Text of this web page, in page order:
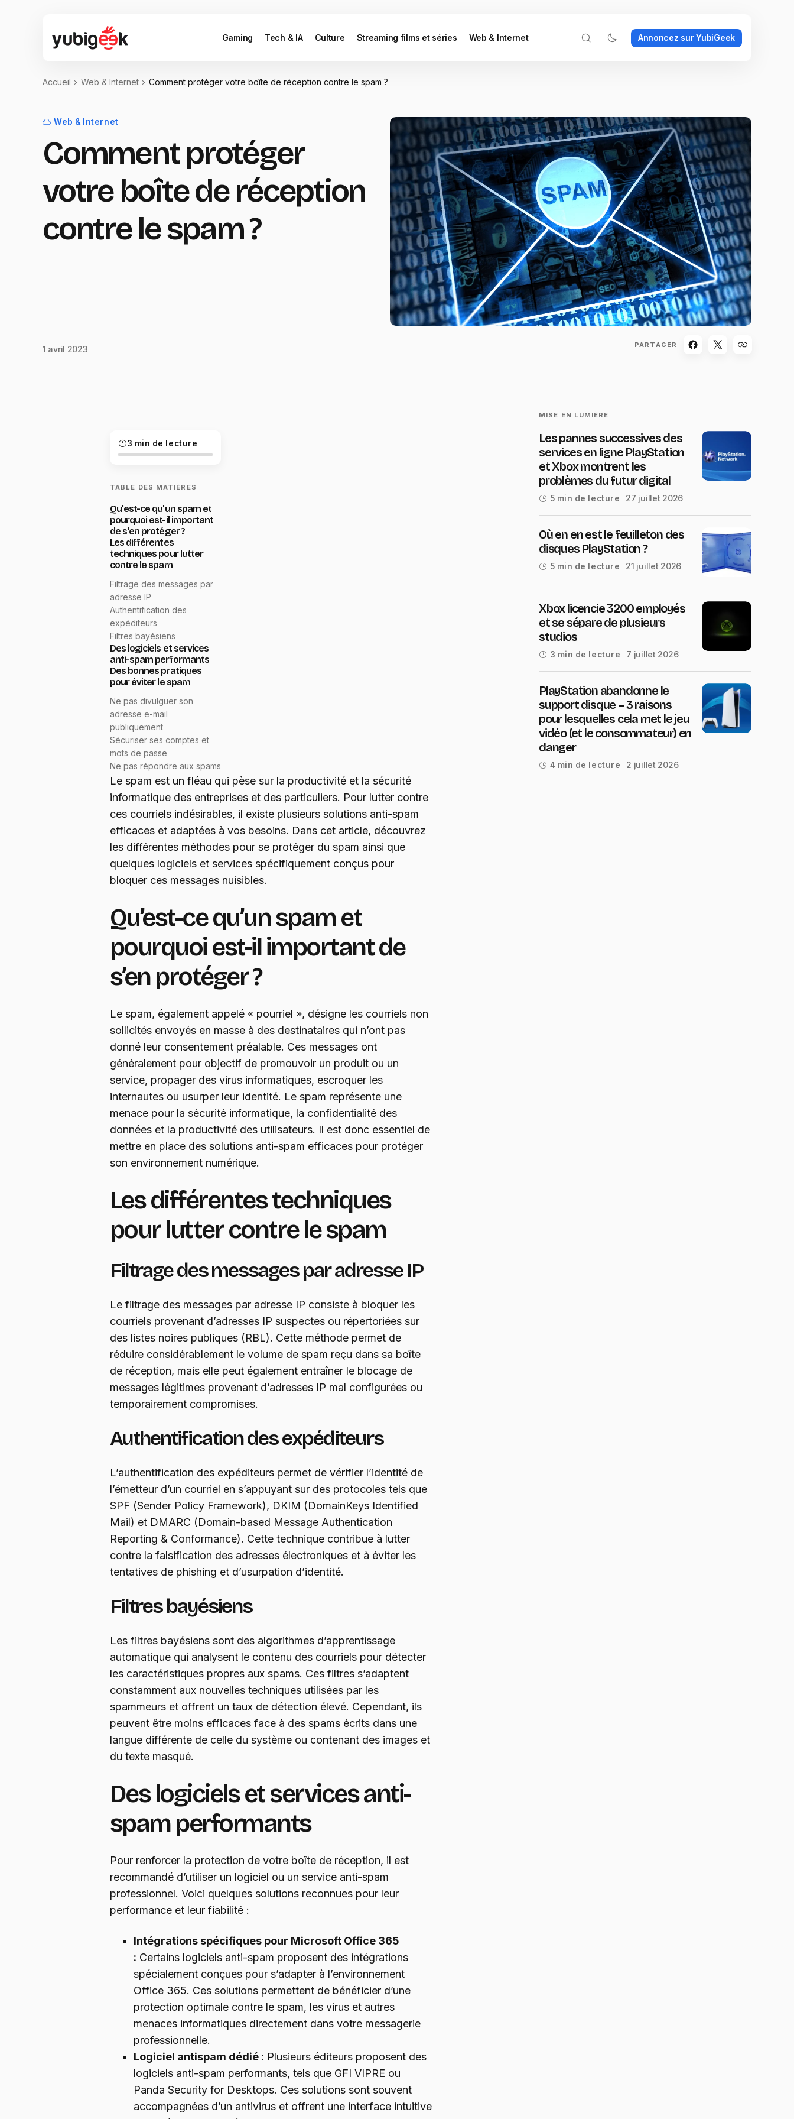
Gaming Tech & IA Culture Streaming films et séries Web & Internet Annoncez sur YubiGeek
Accueil Web & Internet Comment protéger votre boîte de réception contre le spam ?
Web & Internet
Comment protéger
votre boîte de réception
contre le spam ?
1 avril 2023 PARTAGER
3 min de lecture
TABLE DES MATIÈRES
Qu'est-ce qu'un spam et
pourquoi est-il important
de s'en protéger ?
Les différentes
techniques pour lutter
contre le spam
Filtrage des messages par
adresse IP
Authentification des
expéditeurs
Filtres bayésiens
Des logiciels et services
anti-spam performants
Des bonnes pratiques
pour éviter le spam
Ne pas divulguer son
adresse e-mail
publiquement
Sécuriser ses comptes et
mots de passe
Ne pas répondre aux spams
Le spam est un fléau qui pèse sur la productivité et la sécurité
informatique des entreprises et des particuliers. Pour lutter contre
ces courriels indésirables, il existe plusieurs solutions anti-spam
efficaces et adaptées à vos besoins. Dans cet article, découvrez
les différentes méthodes pour se protéger du spam ainsi que
quelques logiciels et services spécifiquement conçus pour
bloquer ces messages nuisibles.
Qu’est-ce qu’un spam et
pourquoi est-il important de
s’en protéger ?
Le spam, également appelé « pourriel », désigne les courriels non
sollicités envoyés en masse à des destinataires qui n’ont pas
donné leur consentement préalable. Ces messages ont
généralement pour objectif de promouvoir un produit ou un
service, propager des virus informatiques, escroquer les
internautes ou usurper leur identité. Le spam représente une
menace pour la sécurité informatique, la confidentialité des
données et la productivité des utilisateurs. Il est donc essentiel de
mettre en place des solutions anti-spam efficaces pour protéger
son environnement numérique.
Les différentes techniques
pour lutter contre le spam
Filtrage des messages par adresse IP
Le filtrage des messages par adresse IP consiste à bloquer les
courriels provenant d’adresses IP suspectes ou répertoriées sur
des listes noires publiques (RBL). Cette méthode permet de
réduire considérablement le volume de spam reçu dans sa boîte
de réception, mais elle peut également entraîner le blocage de
messages légitimes provenant d’adresses IP mal configurées ou
temporairement compromises.
Authentification des expéditeurs
L’authentification des expéditeurs permet de vérifier l’identité de
l’émetteur d’un courriel en s’appuyant sur des protocoles tels que
SPF (Sender Policy Framework), DKIM (DomainKeys Identified
Mail) et DMARC (Domain-based Message Authentication
Reporting & Conformance). Cette technique contribue à lutter
contre la falsification des adresses électroniques et à éviter les
tentatives de phishing et d’usurpation d’identité.
Filtres bayésiens
Les filtres bayésiens sont des algorithmes d’apprentissage
automatique qui analysent le contenu des courriels pour détecter
les caractéristiques propres aux spams. Ces filtres s’adaptent
constamment aux nouvelles techniques utilisées par les
spammeurs et offrent un taux de détection élevé. Cependant, ils
peuvent être moins efficaces face à des spams écrits dans une
langue différente de celle du système ou contenant des images et
du texte masqué.
Des logiciels et services anti-
spam performants
Pour renforcer la protection de votre boîte de réception, il est
recommandé d’utiliser un logiciel ou un service anti-spam
professionnel. Voici quelques solutions reconnues pour leur
performance et leur fiabilité :
Intégrations spécifiques pour Microsoft Office 365
: Certains logiciels anti-spam proposent des intégrations
spécialement conçues pour s’adapter à l’environnement
Office 365. Ces solutions permettent de bénéficier d’une
protection optimale contre le spam, les virus et autres
menaces informatiques directement dans votre messagerie
professionnelle.
Logiciel antispam dédié : Plusieurs éditeurs proposent des
logiciels anti-spam performants, tels que GFI VIPRE ou
Panda Security for Desktops. Ces solutions sont souvent
accompagnées d’un antivirus et offrent une interface intuitive
MISE EN LUMIÈRE
Les pannes successives des
services en ligne PlayStation
et Xbox montrent les
problèmes du futur digital
5 min de lecture 27 juillet 2026
Où en en est le feuilleton des
disques PlayStation ?
5 min de lecture 21 juillet 2026
Xbox licencie 3200 employés
et se sépare de plusieurs
studios
3 min de lecture 7 juillet 2026
PlayStation abandonne le
support disque – 3 raisons
pour lesquelles cela met le jeu
vidéo (et le consommateur) en
danger
4 min de lecture 2 juillet 2026